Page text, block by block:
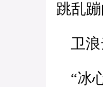
跳乱
卫浪
“冰